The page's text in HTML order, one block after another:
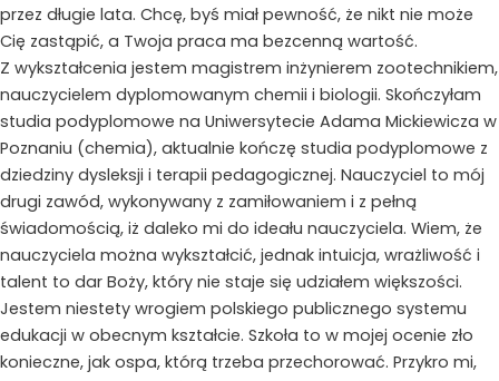
przez długie lata. Chcę, byś miał pewność, że nikt nie może
Cię zastąpić, a Twoja praca ma bezcenną wartość.
Z wykształcenia jestem magistrem inżynierem zootechnikiem,
nauczycielem dyplomowanym chemii i biologii. Skończyłam
studia podyplomowe na Uniwersytecie Adama Mickiewicza w
Poznaniu (chemia), aktualnie kończę studia podyplomowe z
dziedziny dysleksji i terapii pedagogicznej. Nauczyciel to mój
drugi zawód, wykonywany z zamiłowaniem i z pełną
świadomością, iż daleko mi do ideału nauczyciela. Wiem, że
nauczyciela można wykształcić, jednak intuicja, wrażliwość i
talent to dar Boży, który nie staje się udziałem większości.
Jestem niestety wrogiem polskiego publicznego systemu
edukacji w obecnym kształcie. Szkoła to w mojej ocenie zło
konieczne, jak ospa, którą trzeba przechorować. Przykro mi,